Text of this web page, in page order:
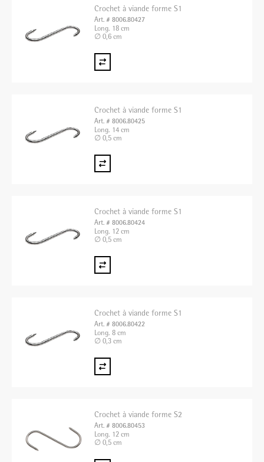
Crochet à viande forme S1
Art. # 8006.80427
Long. 18 cm
∅ 0,6 cm
Crochet à viande forme S1
Art. # 8006.80425
Long. 14 cm
∅ 0,5 cm
Crochet à viande forme S1
Art. # 8006.80424
Long. 12 cm
∅ 0,5 cm
Crochet à viande forme S1
Art. # 8006.80422
Long. 8 cm
∅ 0,3 cm
Crochet à viande forme S2
Art. # 8006.80453
Long. 12 cm
∅ 0,5 cm